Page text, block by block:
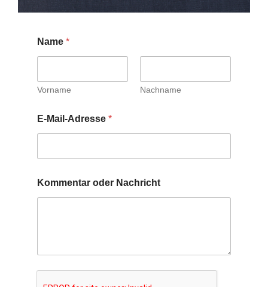
Name*
Vorname Nachname
E-Mail-Adresse*
Kommentar oder Nachricht